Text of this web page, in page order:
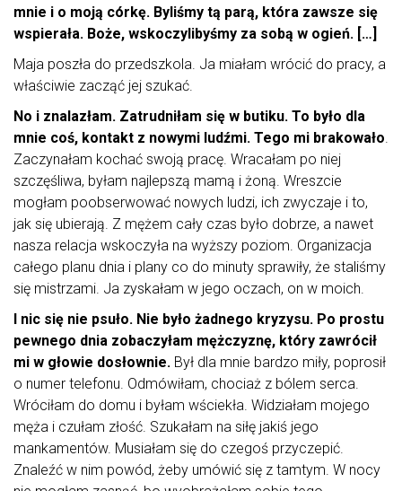
mnie i o moją córkę. Byliśmy tą parą, która zawsze się
wspierała. Boże, wskoczylibyśmy za sobą w ogień. […]
Maja poszła do przedszkola. Ja miałam wrócić do pracy, a
właściwie zacząć jej szukać.
No i znalazłam. Zatrudniłam się w butiku. To było dla
mnie coś, kontakt z nowymi ludźmi. Tego mi brakowało.
Zaczynałam kochać swoją pracę. Wracałam po niej
szczęśliwa, byłam najlepszą mamą i żoną. Wreszcie
mogłam poobserwować nowych ludzi, ich zwyczaje i to,
jak się ubierają. Z mężem cały czas było dobrze, a nawet
nasza relacja wskoczyła na wyższy poziom. Organizacja
całego planu dnia i plany co do minuty sprawiły, że staliśmy
się mistrzami. Ja zyskałam w jego oczach, on w moich.
I nic się nie psuło. Nie było żadnego kryzysu. Po prostu
pewnego dnia zobaczyłam mężczyznę, który zawrócił
mi w głowie dosłownie. Był dla mnie bardzo miły, poprosił
o numer telefonu. Odmówiłam, chociaż z bólem serca.
Wróciłam do domu i byłam wściekła. Widziałam mojego
męża i czułam złość. Szukałam na siłę jakiś jego
mankamentów. Musiałam się do czegoś przyczepić.
Znaleźć w nim powód, żeby umówić się z tamtym. W nocy